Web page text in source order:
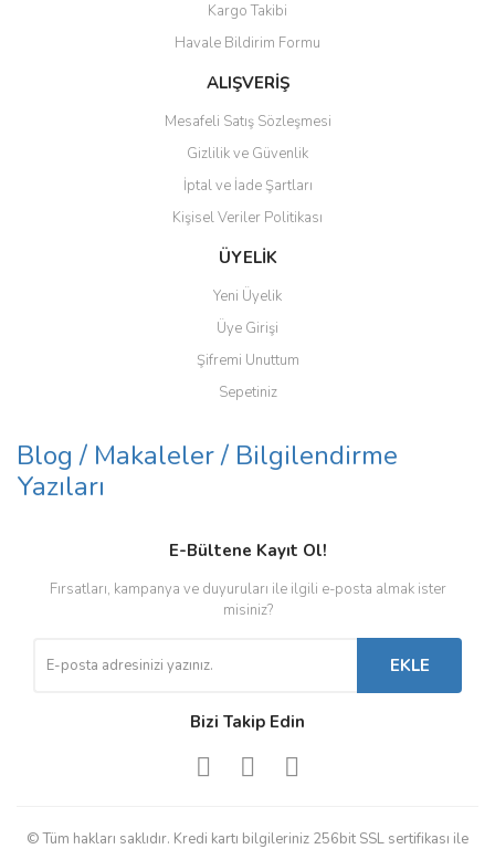
Kargo Takibi
Havale Bildirim Formu
ALIŞVERİŞ
Mesafeli Satış Sözleşmesi
Gizlilik ve Güvenlik
İptal ve İade Şartları
Kişisel Veriler Politikası
ÜYELİK
Yeni Üyelik
Üye Girişi
Şifremi Unuttum
Sepetiniz
Blog / Makaleler / Bilgilendirme
Yazıları
E-Bültene Kayıt Ol!
Fırsatları, kampanya ve duyuruları ile ilgili e-posta almak ister
misiniz?
EKLE
Bizi Takip Edin
© Tüm hakları saklıdır. Kredi kartı bilgileriniz 256bit SSL sertifikası ile